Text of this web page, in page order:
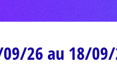
26 au 18/